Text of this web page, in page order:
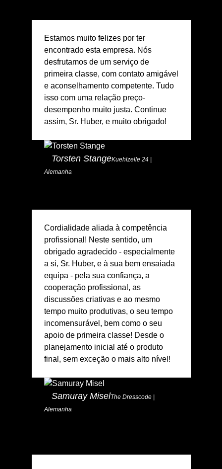
Estamos muito felizes por ter
encontrado esta empresa. Nós
desfrutamos de um serviço de
primeira classe, com contato amigável
e aconselhamento competente. Tudo
isso com uma relação preço-
desempenho muito justa. Continue
assim, Sr. Huber, e muito obrigado!
Torsten StangeKuehlzelle 24 |
Alemanha
Cordialidade aliada à competência
profissional! Neste sentido, um
obrigado agradecido - especialmente
a si, Sr. Huber, e à sua bem ensaiada
equipa - pela sua confiança, a
cooperação profissional, as
discussões criativas e ao mesmo
tempo muito produtivas, o seu tempo
incomensurável, bem como o seu
apoio de primeira classe! Desde o
planejamento inicial até o produto
final, sem exceção o mais alto nível!
Samuray MiselThe Dresscode |
Alemanha